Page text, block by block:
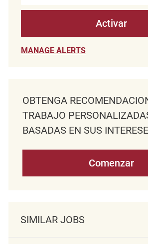
Activar
MANAGE ALERTS
OBTENGA
TRABAJO
BASADAS EN SUS
Comenzar
SIMILAR JOBS